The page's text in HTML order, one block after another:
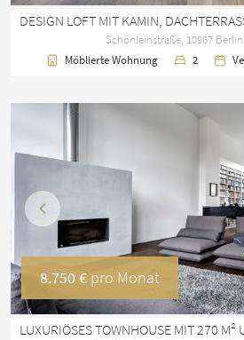
Schönleinstraße, 10967
Möblierte Wohnung
2
Vorherige
8.750 € pro Monat